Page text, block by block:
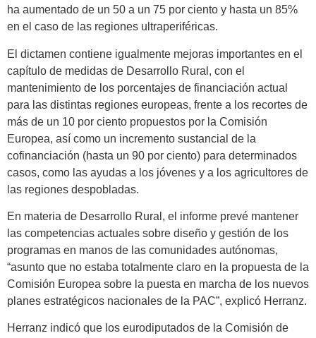
ha aumentado de un 50 a un 75 por ciento y hasta un 85%
en el caso de las regiones ultraperiféricas.
El dictamen contiene igualmente mejoras importantes en el
capítulo de medidas de Desarrollo Rural, con el
mantenimiento de los porcentajes de financiación actual
para las distintas regiones europeas, frente a los recortes de
más de un 10 por ciento propuestos por la Comisión
Europea, así como un incremento sustancial de la
cofinanciación (hasta un 90 por ciento) para determinados
casos, como las ayudas a los jóvenes y a los agricultores de
las regiones despobladas.
En materia de Desarrollo Rural, el informe prevé mantener
las competencias actuales sobre diseño y gestión de los
programas en manos de las comunidades autónomas,
“asunto que no estaba totalmente claro en la propuesta de la
Comisión Europea sobre la puesta en marcha de los nuevos
planes estratégicos nacionales de la PAC”, explicó Herranz.
Herranz indicó que los eurodiputados de la Comisión de